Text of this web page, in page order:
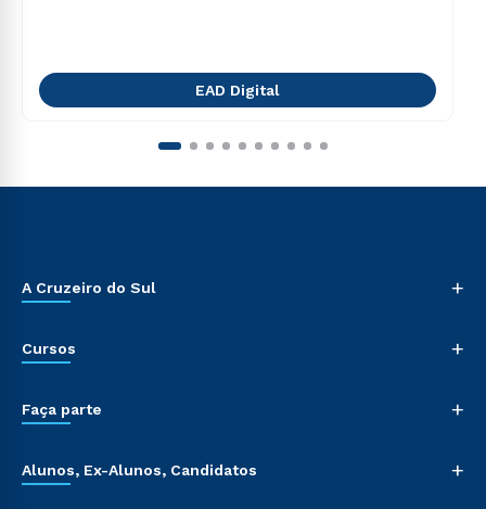
EAD Digital
A Cruzeiro do Sul +
Cursos +
Faça parte +
Alunos, Ex-Alunos, Candidatos +